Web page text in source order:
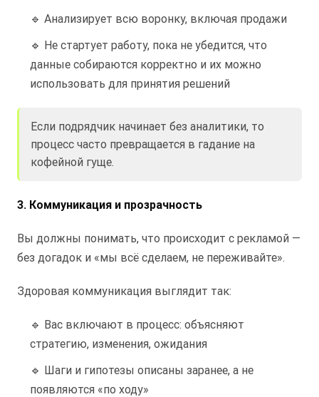
🔹 Анализирует всю воронку, включая продажи
🔹 Не стартует работу, пока не убедится, что
данные собираются корректно и их можно
использовать для принятия решений
Если подрядчик начинает без аналитики, то
процесс часто превращается в гадание на
кофейной гуще.
3. Коммуникация и прозрачность
Вы должны понимать, что происходит с рекламой —
без догадок и «мы всё сделаем, не переживайте».
Здоровая коммуникация выглядит так:
🔹 Вас включают в процесс: объясняют
стратегию, изменения, ожидания
🔹 Шаги и гипотезы описаны заранее, а не
появляются «по ходу»